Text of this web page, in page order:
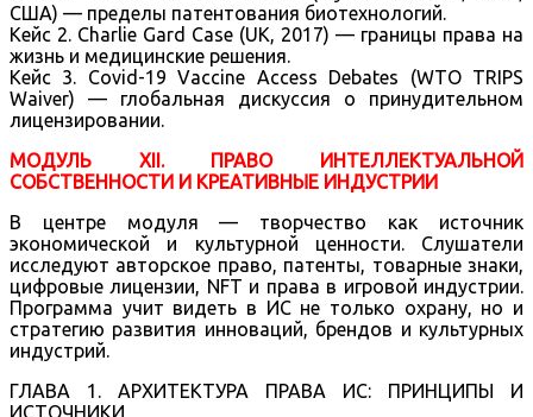
США) — пределы патентования биотехнологий.
Кейс 2. Charlie Gard Case (UK, 2017) — границы права на
жизнь и медицинские решения.
Кейс 3. Covid-19 Vaccine Access Debates (WTO TRIPS
Waiver) — глобальная дискуссия о принудительном
лицензировании.
МОДУЛЬ XII. ПРАВО ИНТЕЛЛЕКТУАЛЬНОЙ
СОБСТВЕННОСТИ И КРЕАТИВНЫЕ ИНДУСТРИИ
В центре модуля — творчество как источник
экономической и культурной ценности. Слушатели
исследуют авторское право, патенты, товарные знаки,
цифровые лицензии, NFT и права в игровой индустрии.
Программа учит видеть в ИС не только охрану, но и
стратегию развития инноваций, брендов и культурных
индустрий.
ГЛАВА 1. АРХИТЕКТУРА ПРАВА ИС: ПРИНЦИПЫ И
ИСТОЧНИКИ